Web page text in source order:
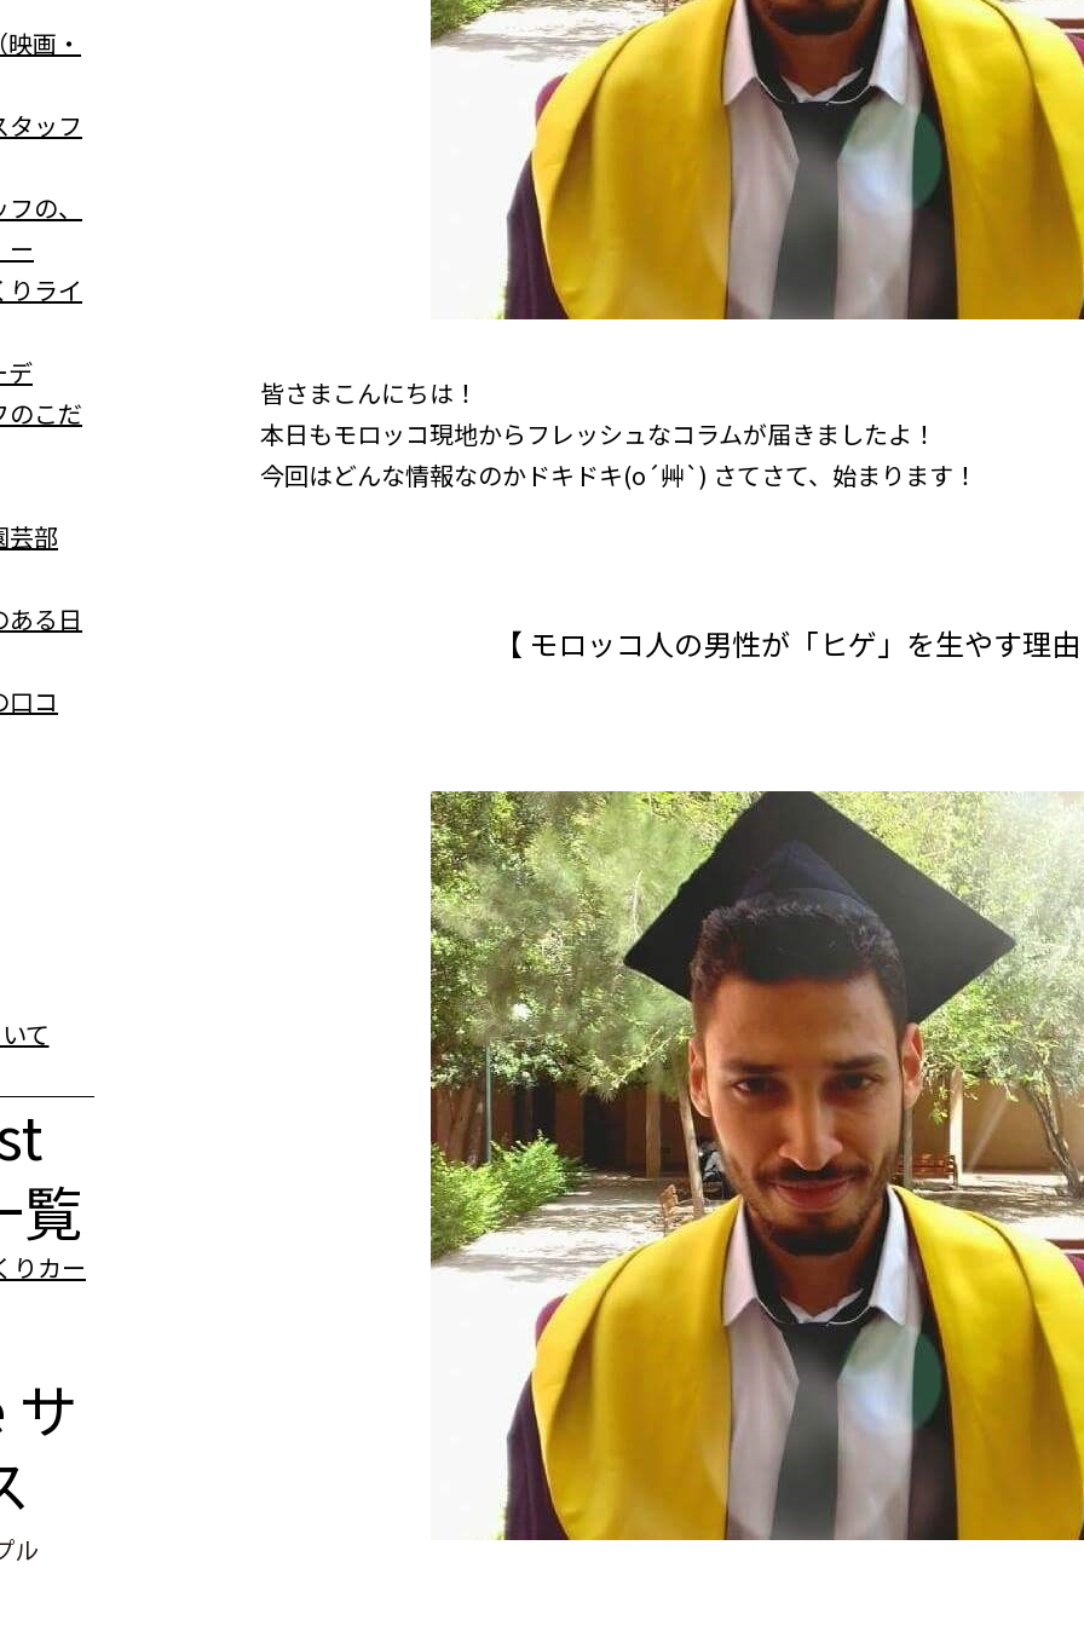
皆さまこんにちは！
本日もモロッコ現地からフレッシュなコラムが届きましたよ！
今回はどんな情報なのかドキドキ(o´艸`) さてさて、始まります！
【 モロッコ人の男性が「ヒゲ」を生やす理
画・
ッフ
の、
ー
ライ
デ
のこだ
芸部
る日
コ
覧
サ